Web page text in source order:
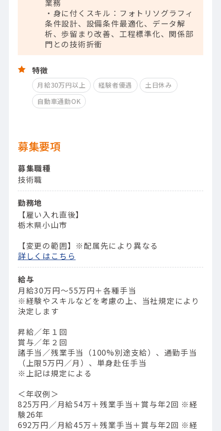
業務
・身に付くスキル：フォトリソグラフィ
条件設計、設備条件最適化、データ解
析、歩留まり改善、工程標準化、関係部
門との技術折衝
特徴
月給30万円以上 経験者優遇
土日休み
自動車通勤OK
募集要項
募集職種
技術職
勤務地
【雇い入れ直後】
栃木県小山市
【変更の範囲】※配属先により異なる
詳しくはこちら
給与
月給30万円～55万円＋各種手当
※経験やスキルなどを考慮の上、当社規定により
決定します
昇給／年１回
賞与／年２回
諸手当／残業手当（100%別途支給）、通勤手当
（上限5万円／月）、単身赴任手当
※上記は規定による
＜年収例＞
825万円／⽉給54万＋残業⼿当＋賞与年2回 ※経
験26年
692万円／⽉給45万＋残業⼿当＋賞与年2回 ※経